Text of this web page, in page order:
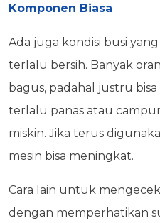
Komponen Biasa
Ada juga kondisi busi
terlalu bersih. Banyak
bagus, padahal justru
terlalu panas atau
miskin. Jika terus
mesin bisa meningkat.
Cara lain untuk
dengan memperhatikan